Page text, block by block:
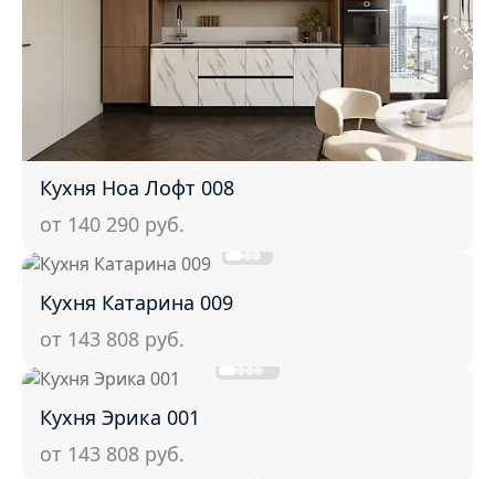
Кухня Ноа Лофт 008
от 140 290 руб.
Кухня Катарина 009
от 143 808 руб.
Кухня Эрика 001
от 143 808 руб.